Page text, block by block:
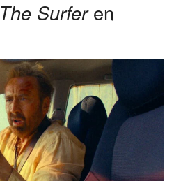
The Surferen